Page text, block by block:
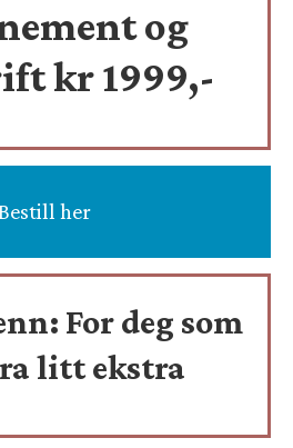
og
kr 1999,-
her
For deg som
litt ekstra